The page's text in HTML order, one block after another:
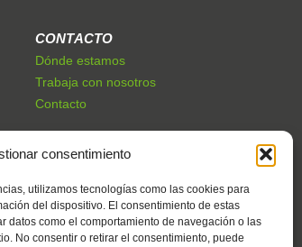
consentimiento
utilizamos tecnologías como las cookies para
del dispositivo. El consentimiento de estas
datos como el comportamiento de navegación o las
No consentir o retirar el consentimiento, puede
CONTACTO
Dónde estamos
Trabaja con nosotros
Contacto